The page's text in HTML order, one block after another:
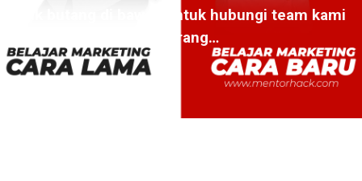
Klik butang di bawah untuk hubungi team kami
sekarang…